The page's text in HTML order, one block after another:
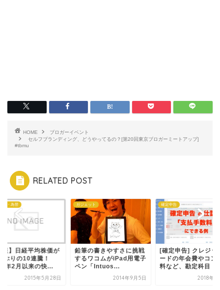
HOME
ブロガーイベント
セルフブランディング、どうやってるの？[第20回東京ブロガーミートアップ]
#tbmu
RELATED POST
資・為替
報】日経平均株価が
ぶりの10連騰！
年2月以来の快...
2015年5月28日
ガジェット
鉛筆の書きやすさに挑戦
するワコムがiPad用電子
ペン「Intuos...
2014年9月5日
確定申告
[確定申告] クレジッ
ードの年会費やコン
料など、勘定科目「
2018年2